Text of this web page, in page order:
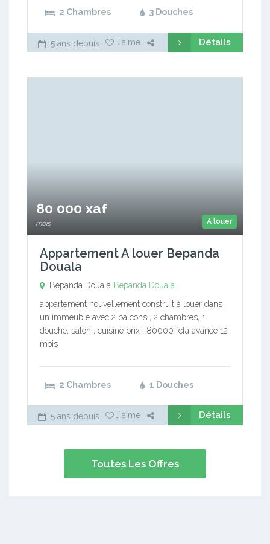
2 Chambres 3 Douches
5 ans depuis J'aime Détails
A louer
80 000 xaf
mois
Appartement A louer Bepanda
Douala
Bepanda Douala Bepanda Douala
appartement nouvellement construit à louer dans
un immeuble avec 2 balcons , 2 chambres, 1
douche, salon , cuisine prix : 80000 fcfa avance 12
mois
2 Chambres 1 Douches
5 ans depuis J'aime Détails
Toutes Les Offres